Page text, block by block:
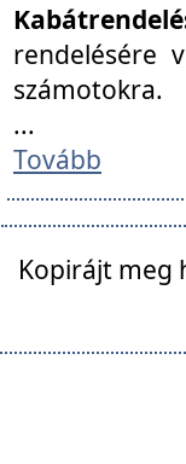
rendelésére
számotokra.
...
Tovább
Kopirájt meg